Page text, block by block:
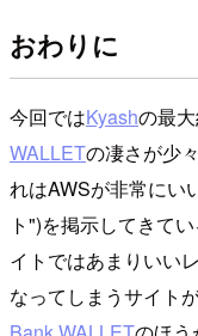
おわりに
今回ではKyashの最大
WALLETの凄さが少
れはAWSが非常にい
ト")を掲示してきて
イトではあまりいい
なってしまうサイト